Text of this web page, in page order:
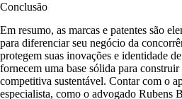
Conclusão
Em resumo, as marcas e patentes são
para diferenciar seu negócio da
protegem suas inovações e identidade
fornecem uma base sólida para
competitiva sustentável. Contar com o
especialista, como o advogado Rubens